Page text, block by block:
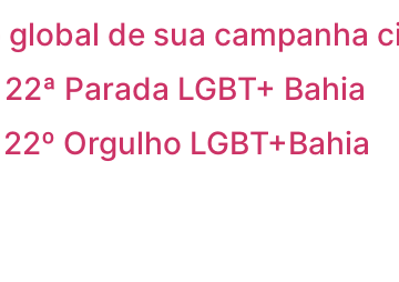
de sua campanha
Parada LGBT+ Bahia
Orgulho LGBT+Bahia